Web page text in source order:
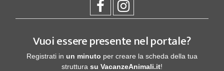
Vuoi essere presente nel portale?
Registrati in un minuto per creare la scheda della tua
struttura su VacanzeAnimali.it!